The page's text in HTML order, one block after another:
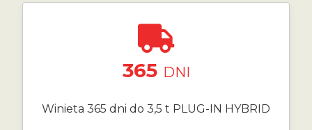
365 DNI
Winieta 365 dni do 3,5 t PLUG-IN HYBRID